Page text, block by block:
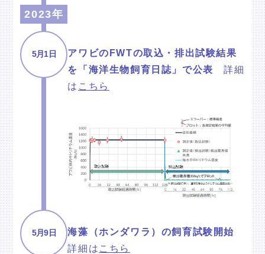
2023年
5月1日
アワビのFWTの取込・排出試験結果
を「海洋生物飼育日誌」で公表詳細
は こちら
5月9日
海藻（ホンダワラ）の飼育試験開始
詳細は こちら